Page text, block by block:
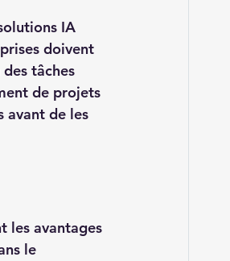
IA
doivent
tâches
de projets
avant de les
les avantages
le